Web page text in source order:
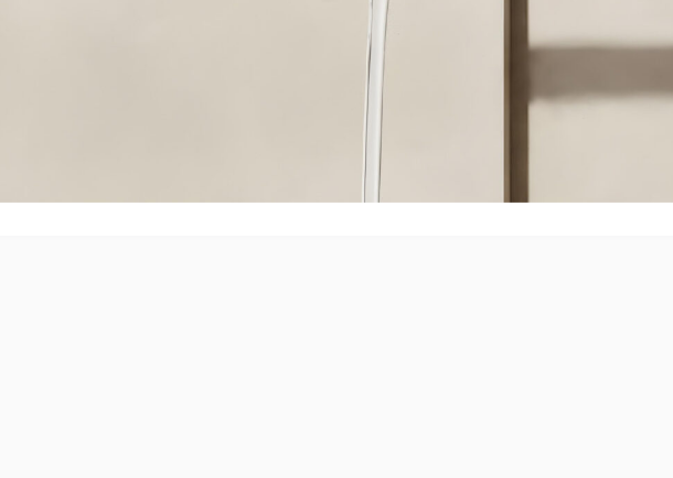
w dobrym stanie, należy regularnie czyścić ją miękkimi gąbkami lub ściereczkami,
środków czyszczących i substancji ściernych. Do usuwania osadów wapiennych najlepiej
octu z wodą lub dedykowanych preparatów. Warto także unikać uderzeń i stawiania ciężkich
by zapobiec uszkodzeniom. Regularne czyszczenie oraz ochrona przed osadami i